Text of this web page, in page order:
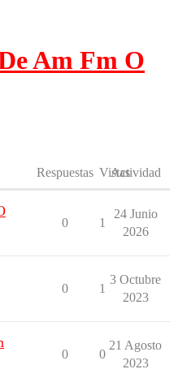
Am Fm O
Respuestas Vistas
Actividad
0 1
24 Junio
2026
0 1
3 Octubre
2023
0 0
21 Agosto
2023